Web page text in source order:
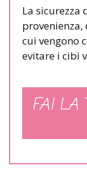
La
cui vengono
evitare i cibi
FAI LA